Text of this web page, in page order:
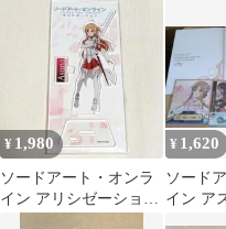
¥ 1,980
ソードアート・オンラ
イン アリシゼーション
¥ 1,620
ソード
イン ア